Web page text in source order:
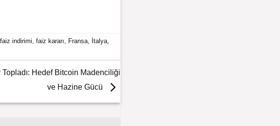
faiz indirimi,faiz kararı, Fransa, İtalya,
Hedef Bitcoin Madenciliği
ve Hazine Gücü